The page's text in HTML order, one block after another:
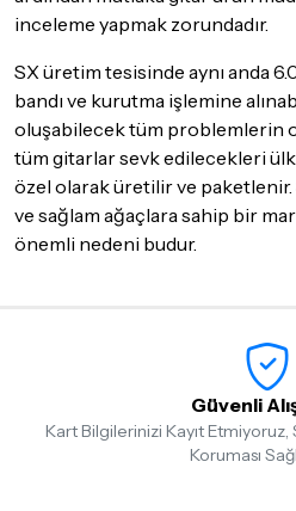
inceleme yapmak zorundadır.
SX üretim tesisinde aynı anda
bandı ve kurutma işlemine
oluşabilecek tüm problemlerin
tüm gitarlar sevk edilecekleri
özel olarak üretilir ve
ve sağlam ağaçlara sahip bir
önemli nedeni budur.
Güvenli
Kart Bilgilerinizi Kayıt
Koruması